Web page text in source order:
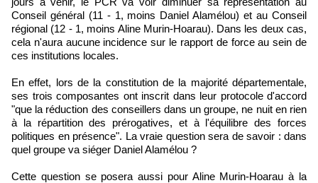
Conseil général (11 - 1, moins Daniel Alamélou) et au Conseil
régional (12 - 1, moins Aline Murin-Hoarau). Dans les deux cas,
cela n'aura aucune incidence sur le rapport de force au sein de
ces institutions locales.
En effet, lors de la constitution de la majorité départementale,
ses trois composantes ont inscrit dans leur protocole d'accord
"que la réduction des conseillers dans un groupe, ne nuit en rien
à la répartition des prérogatives, et à l'équilibre des forces
politiques en présence". La vraie question sera de savoir : dans
quel groupe va siéger Daniel Alamélou ?
Cette question se posera aussi pour Aline Murin-Hoarau à la